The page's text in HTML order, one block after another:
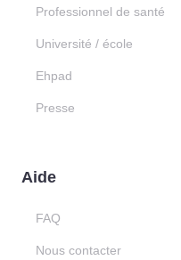
Professionnel de santé
Université / école
Ehpad
Presse
Aide
FAQ
Nous contacter